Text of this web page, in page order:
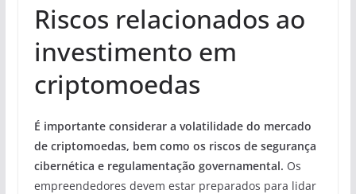
Riscos relacionados ao
investimento em
criptomoedas
É importante considerar a volatilidade do mercado
de criptomoedas, bem como os riscos de segurança
cibernética e regulamentação governamental. Os
empreendedores devem estar preparados para lidar